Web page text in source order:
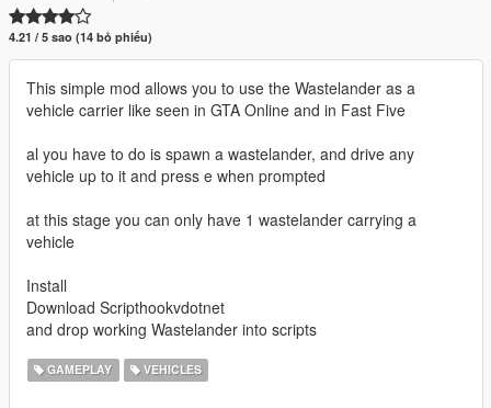
4.21 / 5 sao (14 bỏ phiếu)
This simple mod allows you to use the Wastelander as a
vehicle carrier like seen in GTA Online and in Fast Five
al you have to do is spawn a wastelander, and drive any
vehicle up to it and press e when prompted
at this stage you can only have 1 wastelander carrying a
vehicle
Install
Download Scripthookvdotnet
and drop working Wastelander into scripts
GAMEPLAY VEHICLES